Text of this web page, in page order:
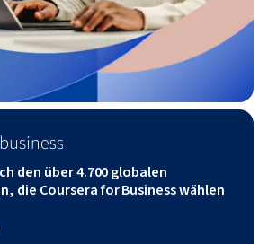
den über 4.700 globalen
die Coursera for Business wählen